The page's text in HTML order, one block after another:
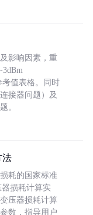
影响因素，重
3dBm
考值表格。同时
接器问题）及
。
法
耗的国家标准
器损耗计算实
压器损耗计算
数，指导用户